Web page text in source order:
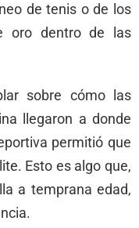
de tenis o de los
oro dentro de las
sobre cómo las
llegaron a donde
permitió que
Esto es algo que,
a temprana edad,